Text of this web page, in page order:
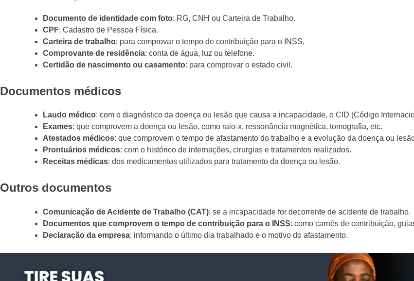
Documento de identidade com foto: RG, CNH ou Carteira de Trabalho.
CPF: Cadastro de Pessoa Física.
Carteira de trabalho: para comprovar o tempo de contribuição para o INSS.
Comprovante de residência: conta de água, luz ou telefone.
Certidão de nascimento ou casamento: para comprovar o estado civil.
Documentos médicos
Laudo médico: com o diagnóstico da doença ou lesão que causa a incapacidade, o CID (Código
Exames: que comprovem a doença ou lesão, como raio-x, ressonância magnética, tomografia, etc.
Atestados médicos: que comprovem o tempo de afastamento do trabalho e a evolução da doença ou
Prontuários médicos: com o histórico de internações, cirurgias e tratamentos realizados.
Receitas médicas: dos medicamentos utilizados para tratamento da doença ou lesão.
Outros documentos
Comunicação de Acidente de Trabalho (CAT): se a incapacidade for decorrente de acidente de trabalho.
Documentos que comprovem o tempo de contribuição para o INSS: como carnês de contribuição,
Declaração da empresa: informando o último dia trabalhado e o motivo do afastamento.